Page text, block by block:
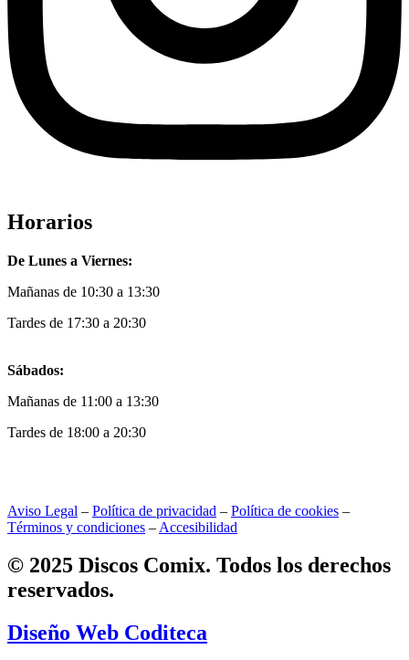
Horarios
De Lunes a Viernes:
Mañanas de 10:30 a 13:30
Tardes de 17:30 a 20:30
Sábados:
Mañanas de 11:00 a 13:30
Tardes de 18:00 a 20:30
Aviso Legal – Política de privacidad – Política de cookies –
Términos y condiciones – Accesibilidad
© 2025 Discos Comix. Todos los derechos
reservados.
Diseño Web Coditeca